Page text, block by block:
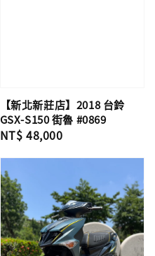
【新北新莊店】2018 台鈴
GSX-S150 街魯 #0869
Regular
NT$ 48,000